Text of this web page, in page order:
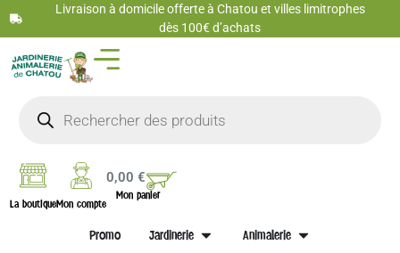
Livraison à domicile offerte à Chatou et villes limitrophes
dès 100€ d’achats
La boutiqueMon compte
0,00€
Mon panier
Promo Jardinerie
Animalerie